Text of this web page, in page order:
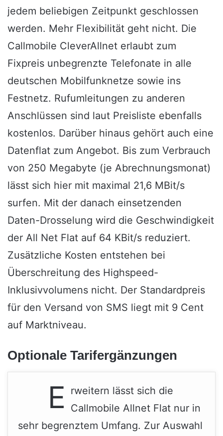
jedem beliebigen Zeitpunkt geschlossen
werden. Mehr Flexibilität geht nicht. Die
Callmobile CleverAllnet erlaubt zum
Fixpreis unbegrenzte Telefonate in alle
deutschen Mobilfunknetze sowie ins
Festnetz. Rufumleitungen zu anderen
Anschlüssen sind laut Preisliste ebenfalls
kostenlos. Darüber hinaus gehört auch eine
Datenflat zum Angebot. Bis zum Verbrauch
von 250 Megabyte (je Abrechnungsmonat)
lässt sich hier mit maximal 21,6 MBit/s
surfen. Mit der danach einsetzenden
Daten-Drosselung wird die Geschwindigkeit
der All Net Flat auf 64 KBit/s reduziert.
Zusätzliche Kosten entstehen bei
Überschreitung des Highspeed-
Inklusivvolumens nicht. Der Standardpreis
für den Versand von SMS liegt mit 9 Cent
auf Marktniveau.
Optionale Tarifergänzungen
E
rweitern lässt sich die
Callmobile Allnet Flat nur in
sehr begrenztem Umfang. Zur Auswahl